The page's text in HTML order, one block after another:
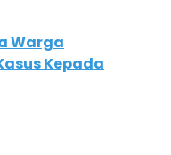
Warga
Kepada